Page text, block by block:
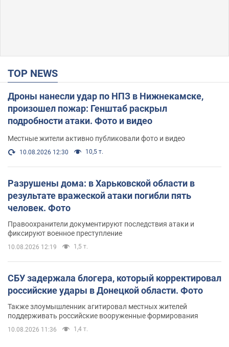
TOP NEWS
Дроны нанесли удар по НПЗ в Нижнекамске,
произошел пожар: Генштаб раскрыл
подробности атаки. Фото и видео
Местные жители активно публиковали фото и видео
10.08.2026 12:30 10,5 т.
Разрушены дома: в Харьковской области в
результате вражеской атаки погибли пять
человек. Фото
Правоохранители документируют последствия атаки и
фиксируют военное преступление
10.08.2026 12:19 1,5 т.
СБУ задержала блогера, который корректировал
российские удары в Донецкой области. Фото
Также злоумышленник агитировал местных жителей
поддерживать российские вооруженные формирования
10.08.2026 11:36 1,4 т.